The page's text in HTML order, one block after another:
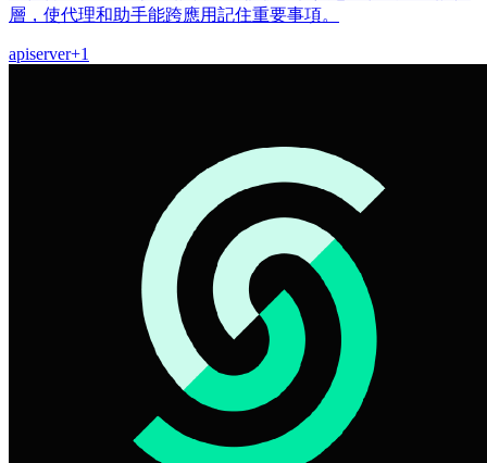
層，使代理和助手能跨應用記住重要事項。
apiserver+1